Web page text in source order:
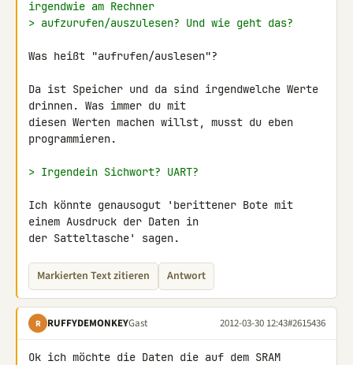
irgendwie am Rechner
> aufzurufen/auszulesen? Und wie geht das?
Was heißt "aufrufen/auslesen"?
Da ist Speicher und da sind irgendwelche Werte
drinnen. Was immer du mit
diesen Werten machen willst, musst du eben
programmieren.
> Irgendein Sichwort? UART?
Ich könnte genausogut 'berittener Bote mit
einem Ausdruck der Daten in
der Satteltasche' sagen.
Markierten Text zitieren Antwort
R RUFFYDEMONKEYGast 2012-03-30 12:43#2615436
Ok ich möchte die Daten die auf dem SRAM